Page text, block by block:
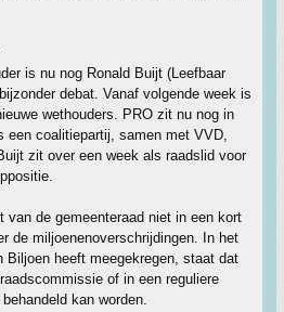
is nu nog Ronald Buijt (Leefbaar
debat. Vanaf volgende week is
wethouders. PRO zit nu nog in
een coalitiepartij, samen met VVD,
zit over een week als raadslid voor
van de gemeenteraad niet in een kort
de miljoenenoverschrijdingen. In het
Biljoen heeft meegekregen, staat dat
of in een reguliere
kan worden.